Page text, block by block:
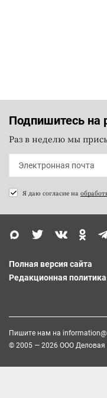
Подпишитесь на
Раз в неделю мы
Я даю согласие на
Полная версия сайта
Редакционная политика
Пишите нам на
© 2005 — 2026 ООО Деловая